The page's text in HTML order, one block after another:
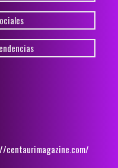
centaurimagazine.com/